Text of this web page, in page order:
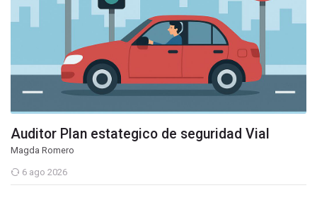
Auditor Plan estategico de seguridad Vial
Magda Romero
6 ago 2026